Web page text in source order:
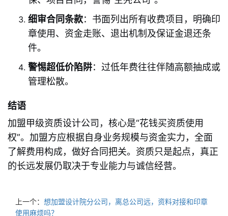
细审合同条款：书面列出所有收费项目，明确印
章使用、资金走账、退出机制及保证金退还条
件。
警惕超低价陷阱：过低年费往往伴随高额抽成或
管理松散。
结语
加盟甲级资质设计公司，核心是“花钱买资质使用
权”。加盟方应根据自身业务规模与资金实力，全面
了解费用构成，做好合同把关。资质只是起点，真正
的长远发展仍取决于专业能力与诚信经营。
上一个： 想加盟设计院分公司，离总公司远，资料对接和印章
使用麻烦吗？